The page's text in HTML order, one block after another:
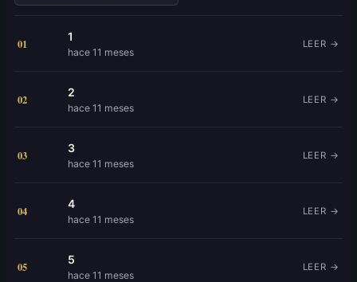
01
1
hace 11 meses
LEER →
02
2
hace 11 meses
LEER →
03
3
hace 11 meses
LEER →
04
4
hace 11 meses
LEER →
05
5
hace 11 meses
LEER →